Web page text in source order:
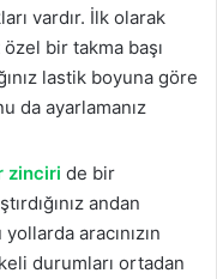
vardır. İlk olarak
bir takma başı
lastik boyuna göre
da ayarlamanız
zinciri de bir
andan
aracınızın
durumları ortadan